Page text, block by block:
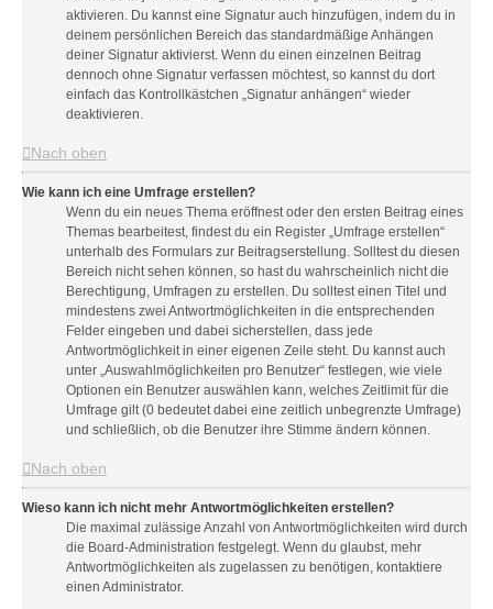
aktivieren. Du kannst eine Signatur auch hinzufügen, indem du in
deinem persönlichen Bereich das standardmäßige Anhängen
deiner Signatur aktivierst. Wenn du einen einzelnen Beitrag
dennoch ohne Signatur verfassen möchtest, so kannst du dort
einfach das Kontrollkästchen „Signatur anhängen“ wieder
deaktivieren.
Nach oben
Wie kann ich eine Umfrage erstellen?
Wenn du ein neues Thema eröffnest oder den ersten Beitrag eines
Themas bearbeitest, findest du ein Register „Umfrage erstellen“
unterhalb des Formulars zur Beitragserstellung. Solltest du diesen
Bereich nicht sehen können, so hast du wahrscheinlich nicht die
Berechtigung, Umfragen zu erstellen. Du solltest einen Titel und
mindestens zwei Antwortmöglichkeiten in die entsprechenden
Felder eingeben und dabei sicherstellen, dass jede
Antwortmöglichkeit in einer eigenen Zeile steht. Du kannst auch
unter „Auswahlmöglichkeiten pro Benutzer“ festlegen, wie viele
Optionen ein Benutzer auswählen kann, welches Zeitlimit für die
Umfrage gilt (0 bedeutet dabei eine zeitlich unbegrenzte Umfrage)
und schließlich, ob die Benutzer ihre Stimme ändern können.
Nach oben
Wieso kann ich nicht mehr Antwortmöglichkeiten erstellen?
Die maximal zulässige Anzahl von Antwortmöglichkeiten wird durch
die Board-Administration festgelegt. Wenn du glaubst, mehr
Antwortmöglichkeiten als zugelassen zu benötigen, kontaktiere
einen Administrator.